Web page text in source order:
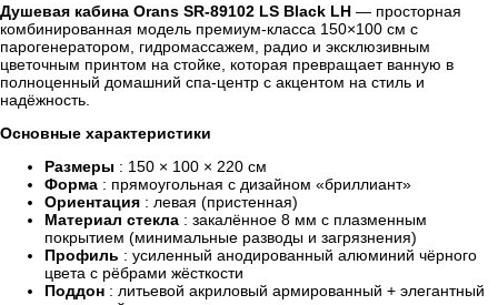
Душевая кабина Orans SR-89102 LS Black LH — просторная
комбинированная модель премиум-класса 150×100 см с
парогенератором, гидромассажем, радио и эксклюзивным
цветочным принтом на стойке, которая превращает ванную в
полноценный домашний спа-центр с акцентом на стиль и
надёжность.
Основные характеристики
Размеры : 150 × 100 × 220 см
Форма : прямоугольная с дизайном «бриллиант»
Ориентация : левая (пристенная)
Материал стекла : закалённое 8 мм с плазменным
покрытием (минимальные разводы и загрязнения)
Профиль : усиленный анодированный алюминий чёрного
цвета с рёбрами жёсткости
Поддон : литьевой акриловый армированный + элегантный